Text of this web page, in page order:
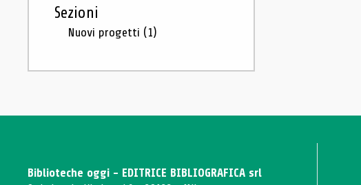
Sezioni
Nuovi progetti (1)
Biblioteche oggi - EDITRICE BIBLIOGRAFICA srl